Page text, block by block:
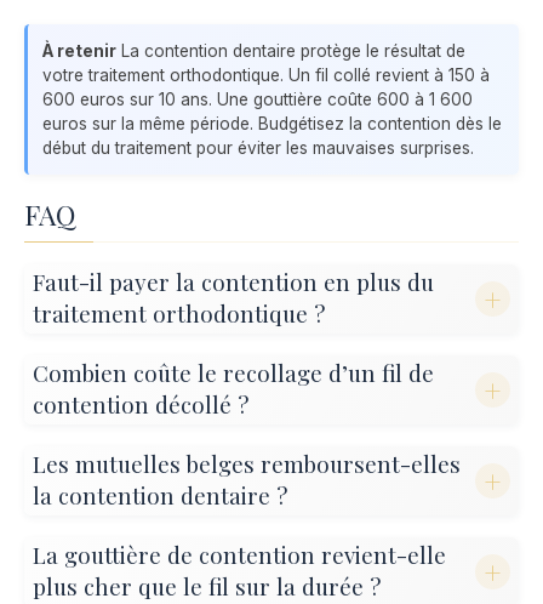
À retenirLa contention dentaire protège le résultat de
votre traitement orthodontique. Un fil collé revient à 150 à
600 euros sur 10 ans. Une gouttière coûte 600 à 1 600
euros sur la même période. Budgétisez la contention dès le
début du traitement pour éviter les mauvaises surprises.
FAQ
Faut-il payer la contention en plus du
traitement orthodontique ?
+
Combien coûte le recollage d’un fil de
contention décollé ?
+
Les mutuelles belges remboursent-elles
la contention dentaire ?
+
La gouttière de contention revient-elle
plus cher que le fil sur la durée ?
+